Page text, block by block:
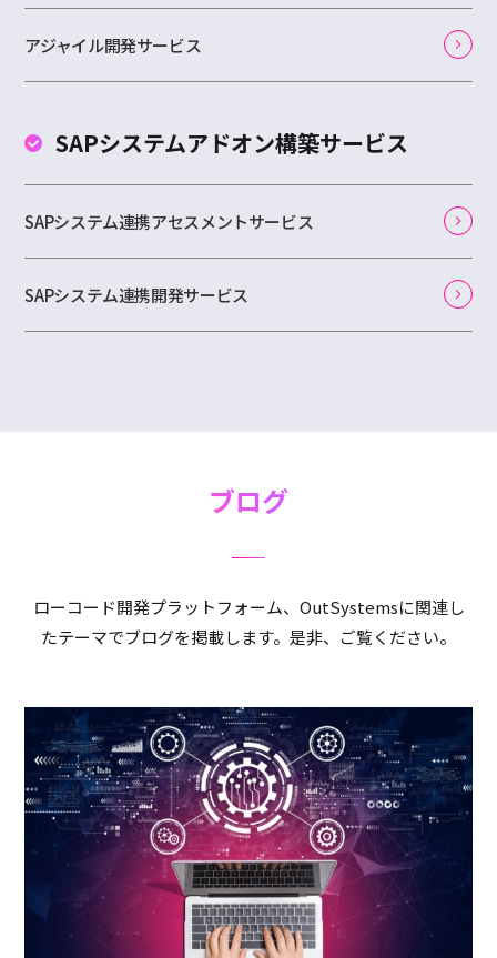
アジャイル開発サービス
SAPシステムアドオン構築サービス
SAPシステム連携アセスメントサービス
SAPシステム連携開発サービス
ブログ
ローコード開発プラットフォーム、OutSystemsに関連し
たテーマでブログを掲載します。是非、ご覧ください。